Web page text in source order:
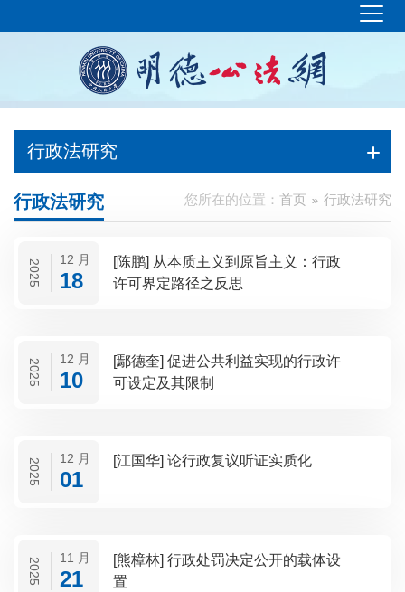
行政法研究
您所在的位置： 首页 行政法研究
行政法研究
2025 12 月
18
[陈鹏] 从本质主义到原旨主义：行政
许可界定路径之反思
2025 12 月
10
[鄢德奎] 促进公共利益实现的行政许
可设定及其限制
2025 12 月
01
[江国华] 论行政复议听证实质化
2025 11 月
21
[熊樟林] 行政处罚决定公开的载体设
置